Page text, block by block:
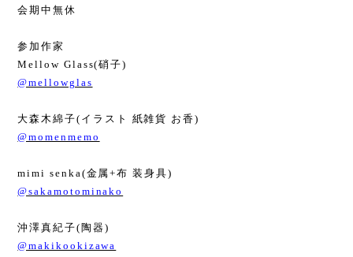
会期中無休
参加作家
Mellow Glass(硝子)
@mellowglas
大森木綿子( イラスト 紙雑貨 お香)
@momenmemo
mimi senka(金属+布 装身具)
@sakamotominako
沖澤真紀子( 陶器)
@makikookizawa